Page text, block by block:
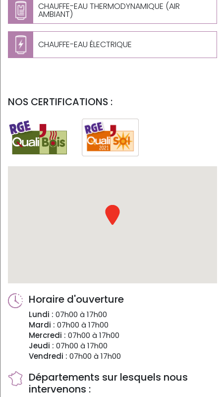
CHAUFFE-EAU THERMODYNAMIQUE (AIR
AMBIANT)
CHAUFFE-EAU ÉLECTRIQUE
NOS CERTIFICATIONS :
Horaire d'ouverture
Lundi : 07h00 à 17h00
Mardi : 07h00 à 17h00
Mercredi : 07h00 à 17h00
Jeudi : 07h00 à 17h00
Vendredi : 07h00 à 17h00
Départements sur lesquels nous
intervenons :